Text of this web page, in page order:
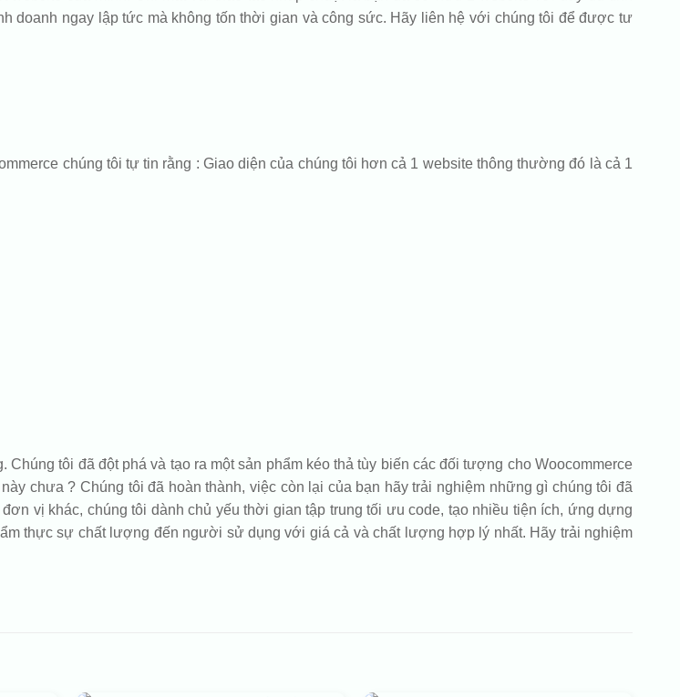
doanh ngay lập tức mà không tốn thời gian và công sức. Hãy liên hệ với chúng tôi để được tư
chúng tôi tự tin rằng : Giao diện của chúng tôi hơn cả 1 website thông thường đó là cả 1
tôi đã đột phá và tạo ra một sản phẩm kéo thả tùy biến các đối tượng cho Woocommerce
chưa ? Chúng tôi đã hoàn thành, việc còn lại của bạn hãy trải nghiệm những gì chúng tôi đã
vị khác, chúng tôi dành chủ yếu thời gian tập trung tối ưu code, tạo nhiều tiện ích, ứng dựng
thực sự chất lượng đến người sử dụng với giá cả và chất lượng hợp lý nhất. Hãy trải nghiệm